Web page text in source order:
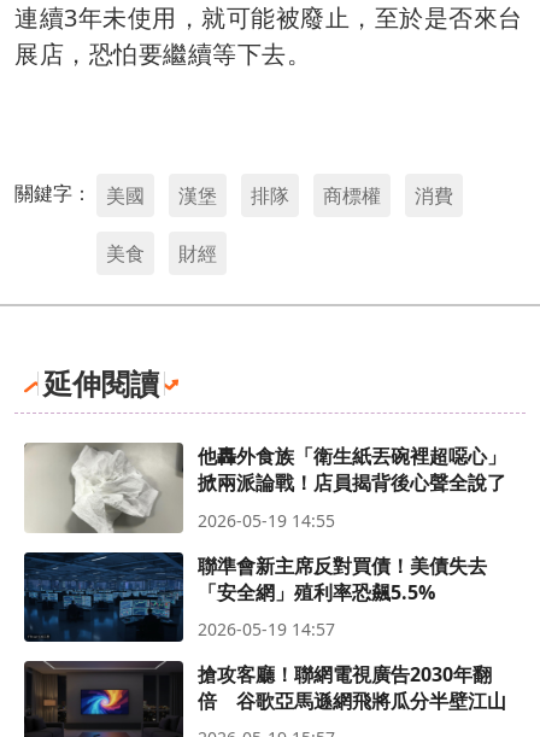
連續3年未使用，就可能被廢止，至於是否來台
展店，恐怕要繼續等下去。
關鍵字： 美國 漢堡 排隊 商標權 消費
美食 財經
延伸閱讀
他轟外食族「衛生紙丟碗裡超噁心」
掀兩派論戰！店員揭背後心聲全說了
2026-05-19 14:55
聯準會新主席反對買債！美債失去
「安全網」殖利率恐飆5.5%
2026-05-19 14:57
搶攻客廳！聯網電視廣告2030年翻
倍 谷歌亞馬遜網飛將瓜分半壁江山